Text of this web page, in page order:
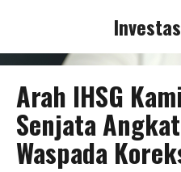
Arah IHSG
Senjata
Waspada